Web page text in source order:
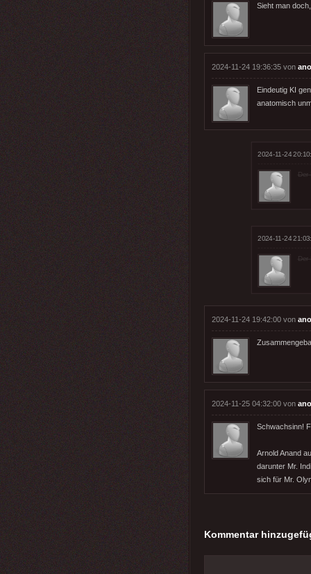
Sieht man
2024-11-24 19:36:35 von
Eindeutig KI
anatomisch
2024-11-24
Der
2024-11-24
Der
2024-11-24 19:42:00 von
2024-11-25 04:32:00 von
Schwachsinn!
Arnold Anand
darunter Mr.
sich für Mr.
Kommentar